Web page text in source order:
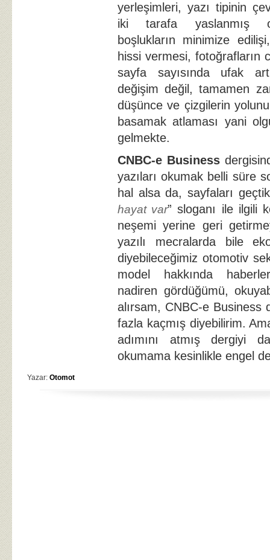
yerleşimleri, yazı tipinin
iki tarafa yaslanmış
boşlukların minimize
hissi vermesi, fotoğrafların
sayfa sayısında ufak
değişim değil, tamamen
düşünce ve çizgilerin
basamak atlaması yani
gelmekte.
CNBC-e Business
yazıları okumak belli süre
hal alsa da, sayfaları
hayat var” sloganı ile ilgili
neşemi yerine geri
yazılı mecralarda bile
diyebileceğimiz otomotiv
model hakkında
nadiren gördüğümü,
alırsam, CNBC-e Business
fazla kaçmış diyebilirim.
adımını atmış dergiyi
okumama kesinlikle engel
Yazar: Otomot